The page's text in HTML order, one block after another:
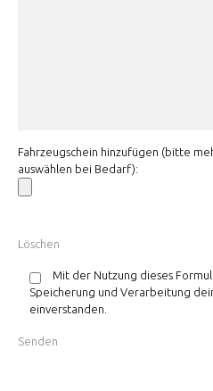
Fahrzeugschein hinzufügen (bitte
auswählen bei Bedarf):
Mit der Nutzung dieses
Speicherung und Verarbeitung
einverstanden.